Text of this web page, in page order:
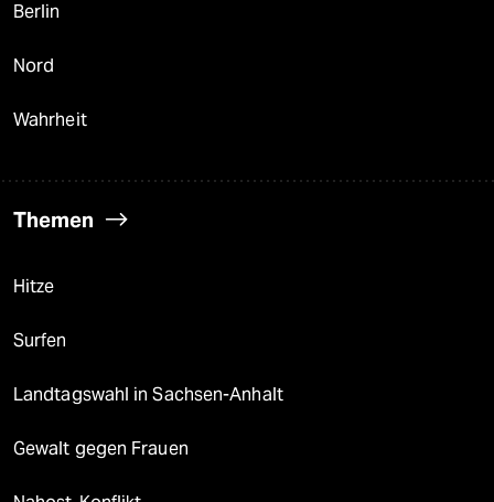
Berlin
Nord
Wahrheit
Themen
Hitze
Surfen
Landtagswahl in Sachsen-Anhalt
Gewalt gegen Frauen